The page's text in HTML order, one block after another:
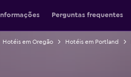
Informações Perguntas frequentes
Hotéis em Oregão Hotéis em Portland